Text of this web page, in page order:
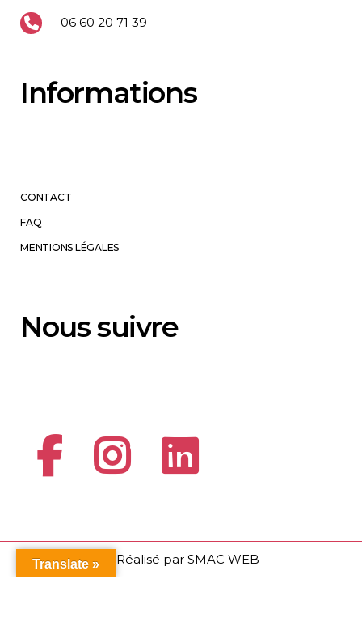
06 60 20 71 39
Informations
CONTACT
FAQ
MENTIONS LÉGALES
Nous suivre
© Réalisé par SMAC WEB
Translate »